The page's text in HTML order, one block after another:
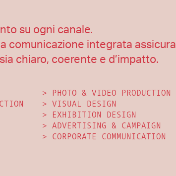
su ogni canale.
comunicazione integrata assicura
chiaro, coerente e d’impatto.
> PHOTO & VIDEO PRODUCTION
> VISUAL DESIGN
>
EXHIBITION DESIGN
> ADVERTISING & CAMPAIGN
> CORPORATE COMMUNICATION